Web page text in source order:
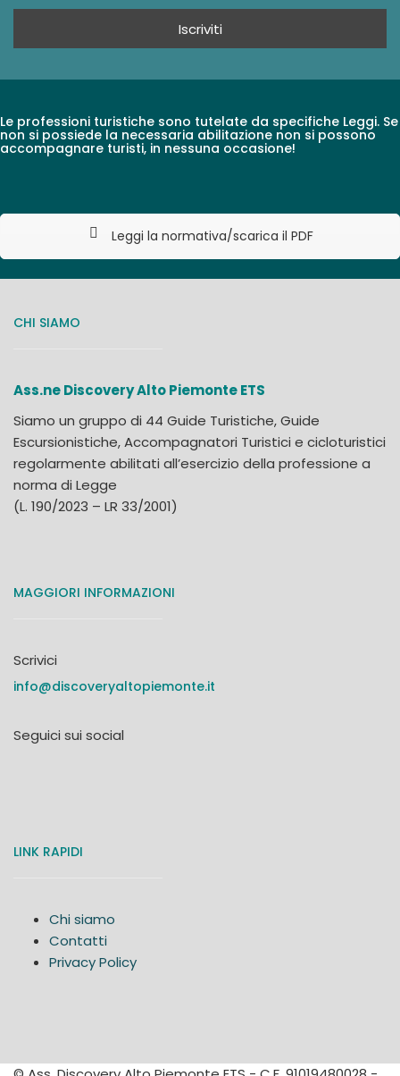
Le professioni turistiche sono tutelate da specifiche Leggi. Se
non si possiede la necessaria abilitazione non si possono
accompagnare turisti, in nessuna occasione!
Leggi la normativa/scarica il PDF
CHI SIAMO
Ass.ne Discovery Alto Piemonte ETS
Siamo un gruppo di 44 Guide Turistiche, Guide
Escursionistiche, Accompagnatori Turistici e cicloturistici
regolarmente abilitati all’esercizio della professione a
norma di Legge
(L. 190/2023 – LR 33/2001)
MAGGIORI INFORMAZIONI
Scrivici
info@discoveryaltopiemonte.it
Seguici sui social
LINK RAPIDI
Chi siamo
Contatti
Privacy Policy